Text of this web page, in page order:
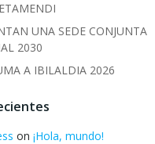
UNA SEDE CONJUNTA
2030
A IBILALDIA 2026
on ¡Hola, mundo!